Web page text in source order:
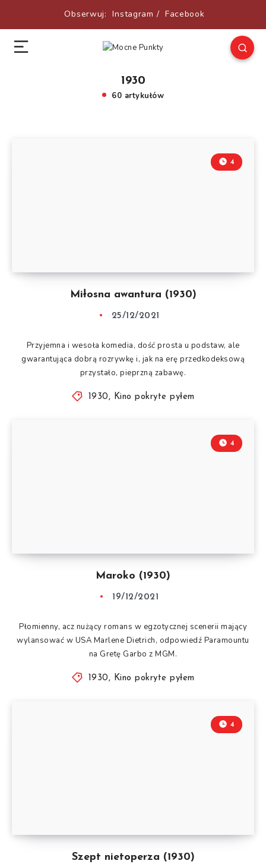
Obserwuj: Instagram / Facebook
1930
60 artykułów
Miłosna awantura (1930)
4
25/12/2021
Przyjemna i wesoła komedia, dość prosta u podstaw, ale
gwarantująca dobrą rozrywkę i, jak na erę przedkodeksową
przystało, pieprzną zabawę.
1930, Kino pokryte pyłem
Maroko (1930)
4
19/12/2021
Płomienny, acz nużący romans w egzotycznej scenerii mający
wylansować w USA Marlene Dietrich, odpowiedź Paramountu
na Gretę Garbo z MGM.
1930, Kino pokryte pyłem
Szept nietoperza (1930)
4